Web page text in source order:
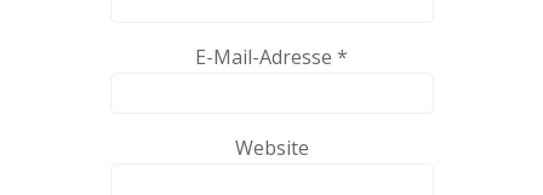
E-Mail-Adresse *
Website